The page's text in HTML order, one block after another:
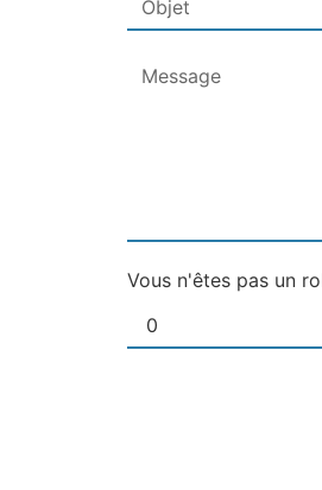
Vous n'êtes pas un